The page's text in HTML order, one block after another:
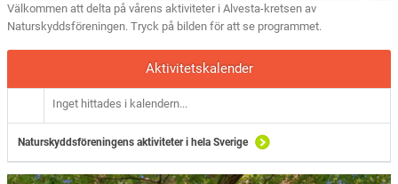
Välkommen att delta på vårens aktiviteter i Alvesta-kretsen av
Naturskyddsföreningen. Tryck på bilden för att se programmet.
Aktivitetskalender
Inget hittades i kalendern...
Naturskyddsföreningens aktiviteter i hela Sverige